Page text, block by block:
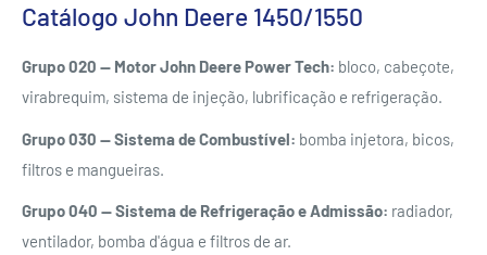
Catálogo John Deere 1450/1550
Grupo 020 — Motor John Deere Power Tech: bloco, cabeçote,
virabrequim, sistema de injeção, lubrificação e refrigeração.
Grupo 030 — Sistema de Combustível: bomba injetora, bicos,
filtros e mangueiras.
Grupo 040 — Sistema de Refrigeração e Admissão: radiador,
ventilador, bomba d'água e filtros de ar.